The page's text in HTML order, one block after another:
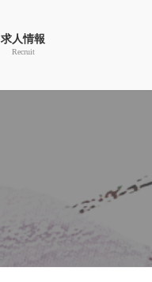
求人情報
Recruit